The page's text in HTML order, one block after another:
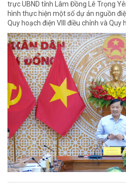
trực UBND tỉnh Lâm Đồng Lê Trọng
hình thực hiện một số dự án nguồn
Quy hoạch điện VIII điều chỉnh và Quy